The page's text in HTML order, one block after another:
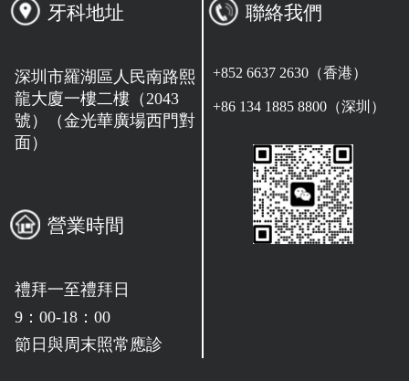
牙科地址
深圳市羅湖區人民南路熙
龍大廈一樓二樓（2043
號）（金光華廣場西門對
面）
營業時間
禮拜一至禮拜日
9：00-18：00
節日與周末照常應診
聯絡我們
+852 6637 2630（香港）
+86 134 1885 8800（深圳）